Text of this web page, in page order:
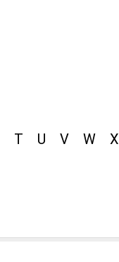
T U V W X